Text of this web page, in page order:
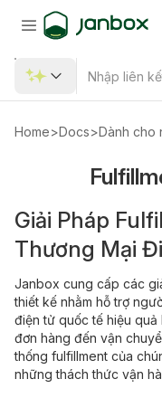
Home>Docs>Dành cho
Giải Pháp
Thương Mại
Janbox cung cấp các
thiết kế nhằm hỗ trợ
điện tử quốc tế hiệu
đơn hàng đến vận
thống fulfillment của
những thách thức vận